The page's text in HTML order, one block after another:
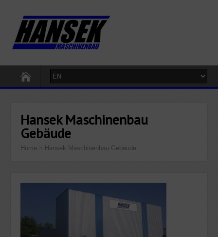
Hansek Maschinenbau
Gebäude
Home Hansek Maschinenbau Gebäude